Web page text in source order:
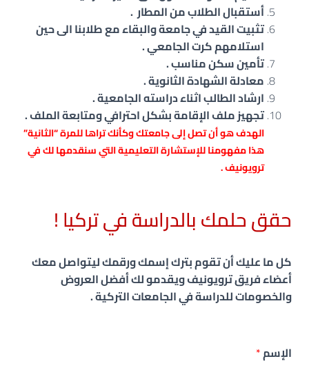
أستقبال الطلاب من المطار .
تثبيت القيد في جامعة والبقاء مع طلابنا الى حين
استلامهم كرت الجامعي .
تأمين سكن مناسب .
معادلة الشهادة الثانوية .
ارشاد الطالب اثناء دراسته الجامعية .
تجهيز ملف الإقامة بشكل احترافي ومتابعة الملف .
الهدف هو أن تصل إلى جامعتك وكأنك تراها للمرة “الثانية”
هذا مفهومنا للإستشارة التعليمية التي سنقدمها لك في
ترويونيف .
حقق حلمك بالدراسة في تركيا !
كل ما عليك أن تقوم بترك إسمك ورقمك ليتواصل معك
أعضاء فريق ترويونيفويقدمو لك أفضل العروض
والخصومات للدراسة في الجامعات التركية .
الإسم*